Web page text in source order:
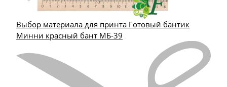
Выбор материала для принта Готовый бантик
Минни красный бант МБ-39